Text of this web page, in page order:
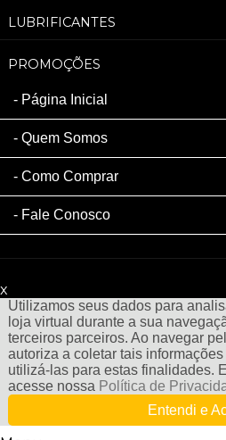
LUBRIFICANTES
PROMOÇÕES
Página Inicial
Quem Somos
Como Comprar
Fale Conosco
x
Utilizamos seus dados para
loja virtual durante a sua
terceiros parceiros. Ao navegar
autoriza a coletar tais
utilizá-las para estas finalidades.
acesse nossa Política de
Entendi e